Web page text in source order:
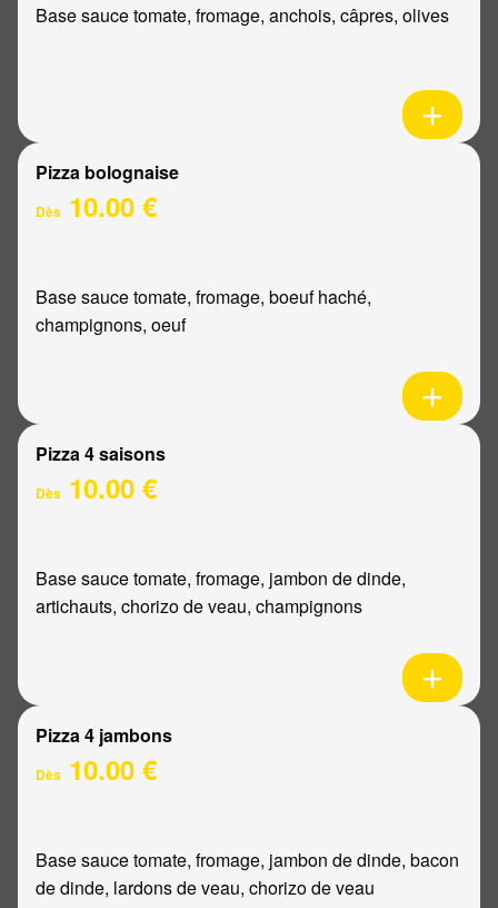
Base sauce tomate, fromage, anchois, câpres, olives
Pizza bolognaise
Dès 10.00 €
Base sauce tomate, fromage, boeuf haché,
champignons, oeuf
Pizza 4 saisons
Dès 10.00 €
Base sauce tomate, fromage, jambon de dinde,
artichauts, chorizo de veau, champignons
Pizza 4 jambons
Dès 10.00 €
Base sauce tomate, fromage, jambon de dinde, bacon
de dinde, lardons de veau, chorizo de veau